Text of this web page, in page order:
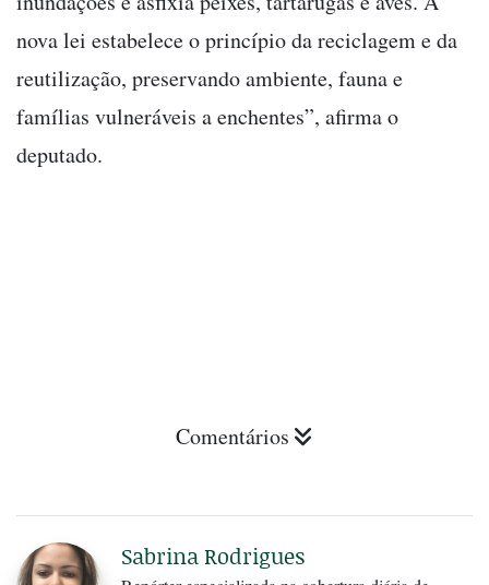
nova lei estabelece o princípio da reciclagem e da
reutilização, preservando ambiente, fauna e
famílias vulneráveis a enchentes”, afirma o
deputado.
Comentários
Sabrina Rodrigues